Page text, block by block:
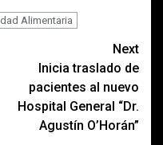
Alimentaria
Next
Inicia traslado de
pacientes al nuevo
Hospital General “Dr.
Agustín O’Horán”